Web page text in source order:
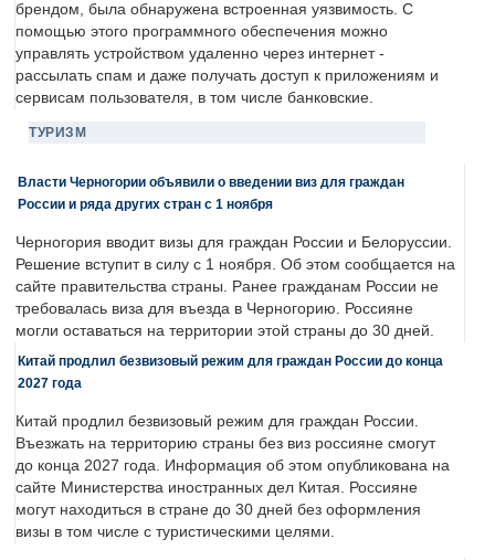
брендом, была обнаружена встроенная уязвимость. С
помощью этого программного обеспечения можно
управлять устройством удаленно через интернет -
рассылать спам и даже получать доступ к приложениям и
сервисам пользователя, в том числе банковские.
ТУРИЗМ
Власти Черногории объявили о введении виз для граждан
России и ряда других стран с 1 ноября
Черногория вводит визы для граждан России и Белоруссии.
Решение вступит в силу с 1 ноября. Об этом сообщается на
сайте правительства страны. Ранее гражданам России не
требовалась виза для въезда в Черногорию. Россияне
могли оставаться на территории этой страны до 30 дней.
Китай продлил безвизовый режим для граждан России до конца
2027 года
Китай продлил безвизовый режим для граждан России.
Въезжать на территорию страны без виз россияне смогут
до конца 2027 года. Информация об этом опубликована на
сайте Министерства иностранных дел Китая. Россияне
могут находиться в стране до 30 дней без оформления
визы в том числе с туристическими целями.